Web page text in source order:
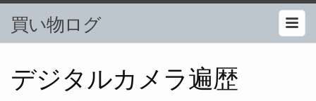
買い物ログ
デジタルカメラ遍歴